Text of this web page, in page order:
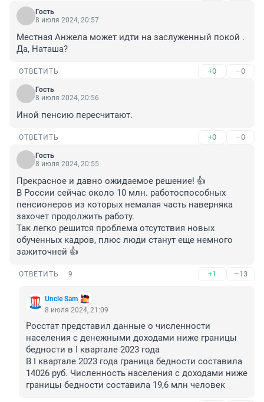
Гость
8 июля 2024, 20:57
Местная Анжела может идти на заслуженный покой .
Да, Наташа?
ОТВЕТИТЬ +0 –0
Гость
8 июля 2024, 20:56
Иной пенсию пересчитают.
ОТВЕТИТЬ +0 –0
Гость
8 июля 2024, 20:55
Прекрасное и давно ожидаемое решение! 👍
В России сейчас около 10 млн. работоспособных
пенсионеров из которых немалая часть наверняка
захочет продолжить работу.
Так легко решится проблема отсутствия новых
обученных кадров, плюс люди станут еще немного
зажиточней 👍
ОТВЕТИТЬ 9 +1 –13
Unclе Sam
8 июля 2024, 21:09
Росстат представил данные о численности
населения с денежными доходами ниже границы
бедности в I квартале 2023 года
В I квартале 2023 года граница бедности составила
14026 руб. Численность населения с доходами ниже
границы бедности составила 19,6 млн человек